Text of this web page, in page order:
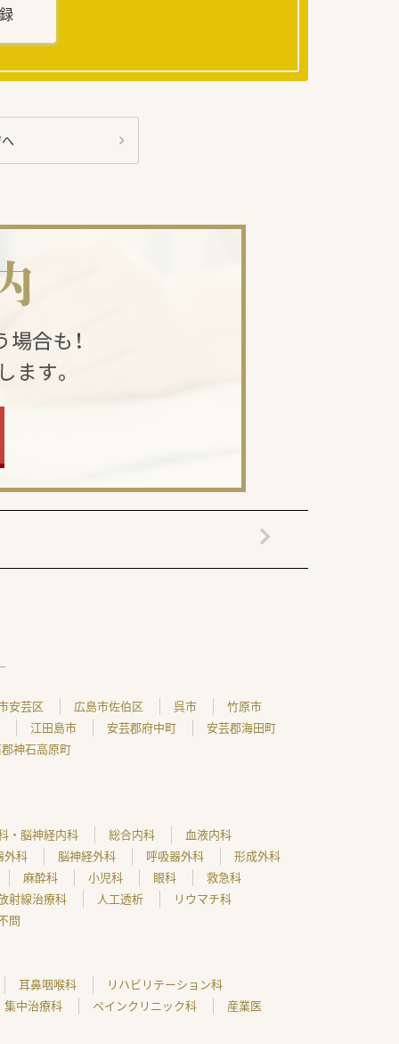
安芸区 広島市佐伯区 呉市
竹原市
江田島市 安芸郡府中町
安芸郡海田町
神石高原町
・脳神経内科 総合内科
血液内科
外科 脳神経外科 呼吸器外科
形成外科
麻酔科 小児科 眼科
救急科
射線治療科 人工透析
リウマチ科
問
耳鼻咽喉科
リハビリテーション科
集中治療科 ペインクリニック科
産業医